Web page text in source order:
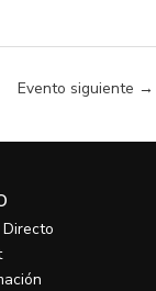
Evento siguiente →
Directo